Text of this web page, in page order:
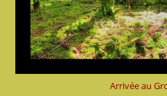
Arrivée au